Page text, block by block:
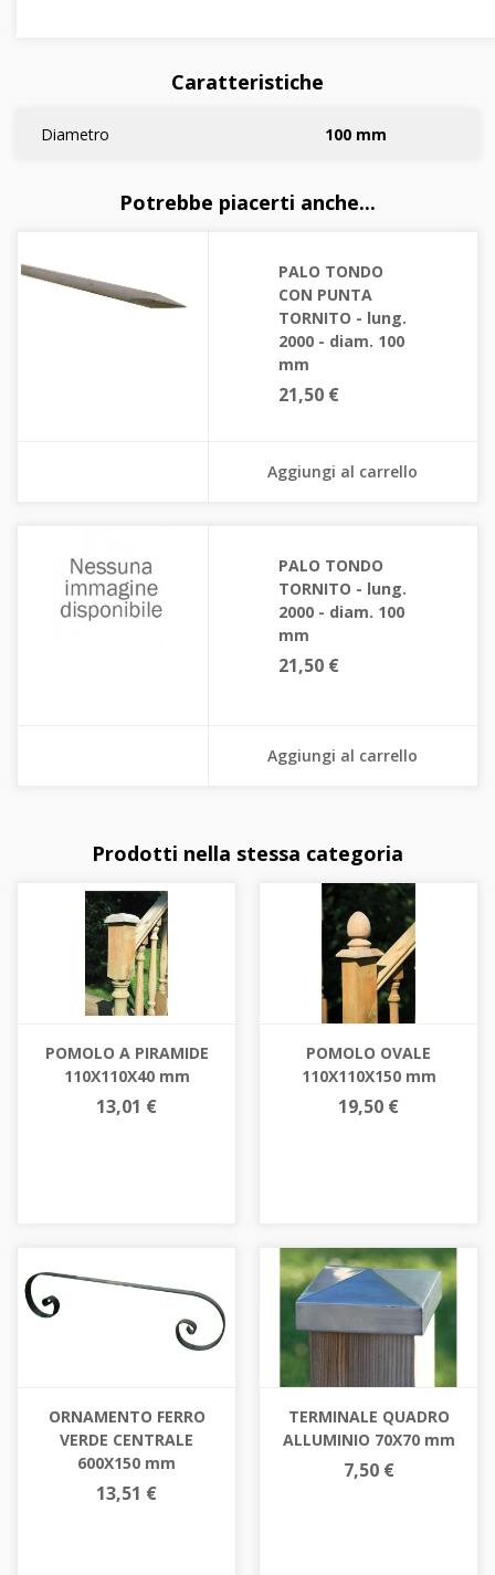
Caratteristiche
Diametro 100 mm
Potrebbe piacerti anche...
PALO TONDO
CON PUNTA
TORNITO - lung.
2000 - diam. 100
mm
21,50 €
Aggiungi al carrello
PALO TONDO
TORNITO - lung.
2000 - diam. 100
mm
21,50 €
Aggiungi al carrello
Prodotti nella stessa categoria
POMOLO A PIRAMIDE
110X110X40 mm
13,01 €
POMOLO OVALE
110X110X150 mm
19,50 €
ORNAMENTO FERRO
VERDE CENTRALE
600X150 mm
13,51 €
TERMINALE QUADRO
ALLUMINIO 70X70 mm
7,50 €